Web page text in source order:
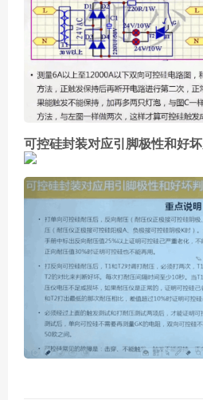
可控硅封装对应引脚极性和好